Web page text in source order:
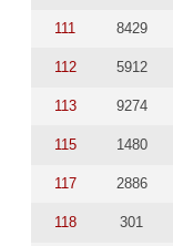
111 8429
112 5912
113 9274
115 1480
117 2886
118 301